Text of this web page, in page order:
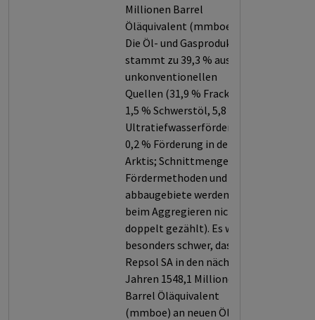
Millionen Barrel
Öläquivalent (mmboe).
Die Öl- und Gasproduktion
stammt zu 39,3 % aus
unkonventionellen
Quellen (31,9 % Fracking,
1,5 % Schwerstöl, 5,8 %
Ultratiefwasserförderung,
0,2 % Förderung in der
Arktis; Schnittmengen der
Fördermethoden und -
abbaugebiete werden
beim Aggregieren nicht
doppelt gezählt). Es wiegt
besonders schwer, dass
Repsol SA in den nächsten
Jahren 1548,1 Millionen
Barrel Öläquivalent
(mmboe) an neuen Öl-